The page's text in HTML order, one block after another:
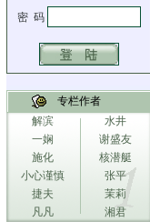
专栏作者
解滨
水井
一娴
谢盛友
施化
核潜艇
小心谨慎
张平
捷夫
茉莉
凡凡
湘君